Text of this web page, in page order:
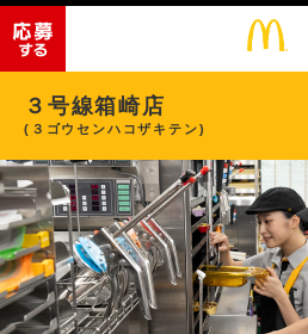
３号線箱崎店
(３ゴウセンハコザキテン)